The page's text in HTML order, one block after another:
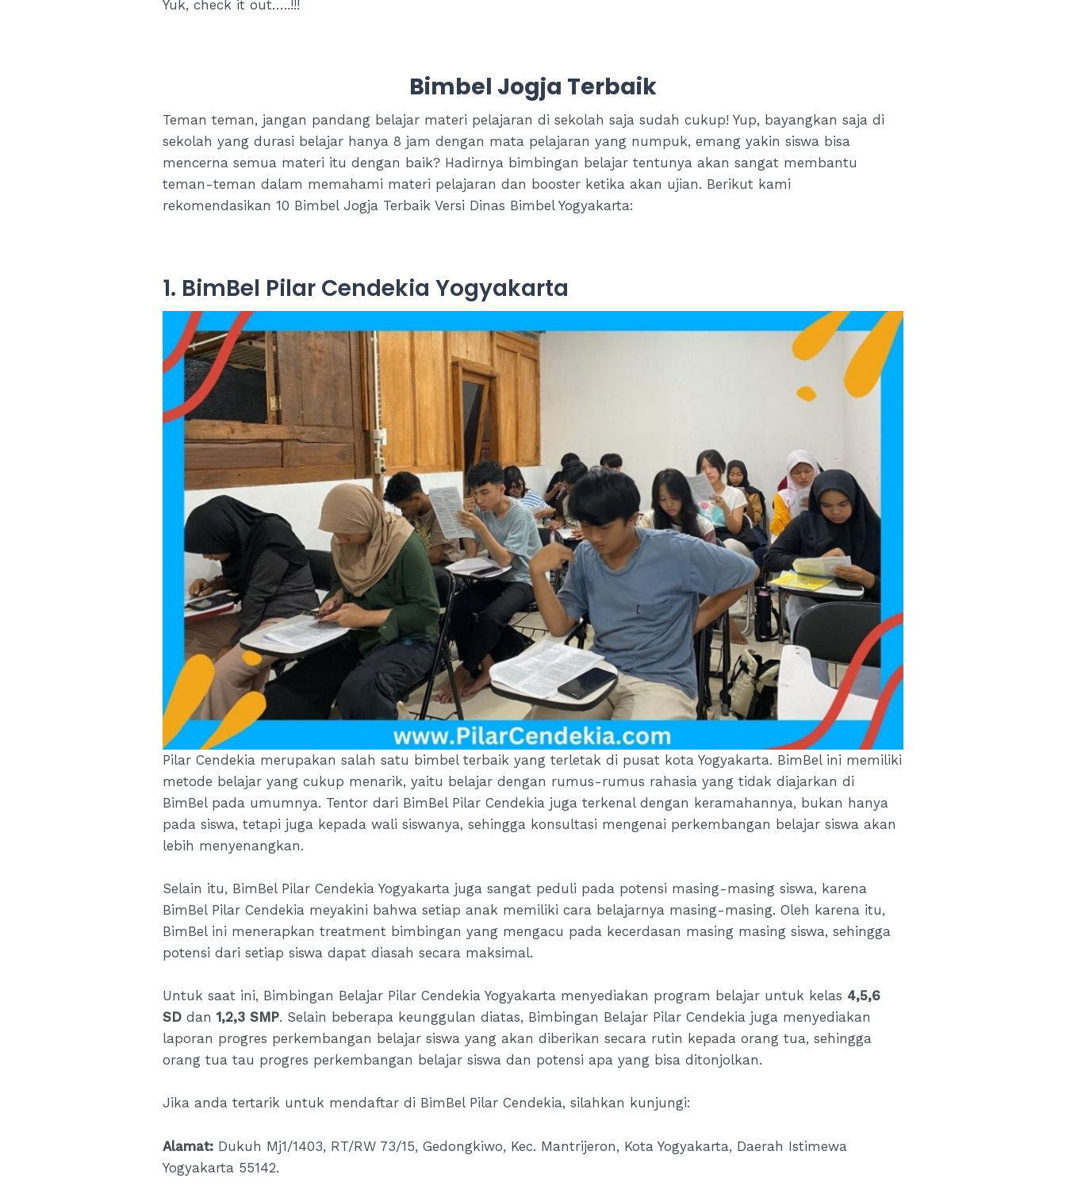
Yuk, check it out…..!!!
Bimbel Jogja Terbaik
Teman teman, jangan pandang belajar materi pelajaran di sekolah saja sudah cukup! Yup, bayangkan saja di
sekolah yang durasi belajar hanya 8 jam dengan mata pelajaran yang numpuk, emang yakin siswa bisa
mencerna semua materi itu dengan baik? Hadirnya bimbingan belajar tentunya akan sangat membantu
teman-teman dalam memahami materi pelajaran dan booster ketika akan ujian. Berikut kami
rekomendasikan 10 Bimbel Jogja Terbaik Versi Dinas Bimbel Yogyakarta:
1. BimBel Pilar Cendekia Yogyakarta
Pilar Cendekia merupakan salah satu bimbel terbaik yang terletak di pusat kota Yogyakarta. BimBel ini memiliki
metode belajar yang cukup menarik, yaitu belajar dengan rumus-rumus rahasia yang tidak diajarkan di
BimBel pada umumnya. Tentor dari BimBel Pilar Cendekia juga terkenal dengan keramahannya, bukan hanya
pada siswa, tetapi juga kepada wali siswanya, sehingga konsultasi mengenai perkembangan belajar siswa akan
lebih menyenangkan.
Selain itu, BimBel Pilar Cendekia Yogyakarta juga sangat peduli pada potensi masing-masing siswa, karena
BimBel Pilar Cendekia meyakini bahwa setiap anak memiliki cara belajarnya masing-masing. Oleh karena itu,
BimBel ini menerapkan treatment bimbingan yang mengacu pada kecerdasan masing masing siswa, sehingga
potensi dari setiap siswa dapat diasah secara maksimal.
Untuk saat ini, Bimbingan Belajar Pilar Cendekia Yogyakarta menyediakan program belajar untuk kelas 4,5,6
SD dan1,2,3 SMP. Selain beberapa keunggulan diatas, Bimbingan Belajar Pilar Cendekia juga menyediakan
laporan progres perkembangan belajar siswa yang akan diberikan secara rutin kepada orang tua, sehingga
orang tua tau progres perkembangan belajar siswa dan potensi apa yang bisa ditonjolkan.
Jika anda tertarik untuk mendaftar di BimBel Pilar Cendekia, silahkan kunjungi:
Alamat: Dukuh Mj1/1403, RT/RW 73/15, Gedongkiwo, Kec. Mantrijeron, Kota Yogyakarta, Daerah Istimewa
Yogyakarta 55142.